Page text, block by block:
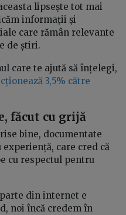
lipsește tot mai
informații și
care rămân relevante
de știri.
care te ajută să înțelegi,
3,5% către
făcut cu grijă
bine, documentate
care cred că
cu respectul pentru
din internet e
noi încă credem în